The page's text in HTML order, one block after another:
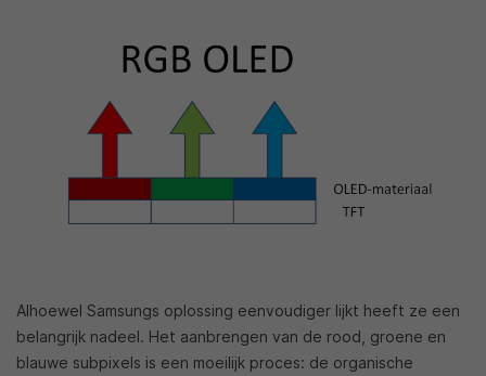
Alhoewel Samsungs oplossing eenvoudiger lijkt heeft ze een
belangrijk nadeel. Het aanbrengen van de rood, groene en
blauwe subpixels is een moeilijk proces: de organische